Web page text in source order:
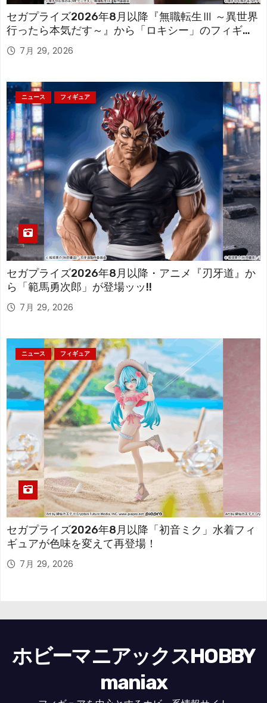
セガプライズ2026年8月以降『無職転生Ⅲ ～異世界
行ったら本気だす～』から「ロキシー」のフィギュ
アが登場！
7月 29, 2026
ニュース フィギュア
セガプライズ2026年8月以降・アニメ『刃牙道』か
ら「範馬勇次郎」が登場ッッ!!
7月 29, 2026
ニュース フィギュア
セガプライズ2026年8月以降「初音ミク」水着フィ
ギュアが色味を変えて再登場！
7月 29, 2026
ホビーマニアックスHOBBY
maniax